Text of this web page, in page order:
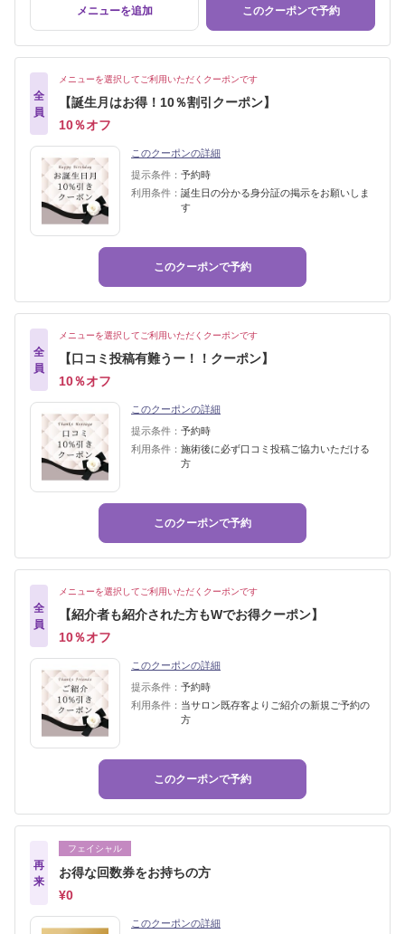
メニューを追加 このクーポンで予約
全
員
メニューを選択してご利用いただくクーポンです
【誕生月はお得！10％割引クーポン】
10％オフ
このクーポンの詳細
提示条件： 予約時
利用条件： 誕生日の分かる身分証の掲示をお願いしま
す
このクーポンで予約
全
員
メニューを選択してご利用いただくクーポンです
【口コミ投稿有難うー！！クーポン】
10％オフ
このクーポンの詳細
提示条件： 予約時
利用条件： 施術後に必ず口コミ投稿ご協力いただける
方
このクーポンで予約
全
員
メニューを選択してご利用いただくクーポンです
【紹介者も紹介された方もWでお得クーポン】
10％オフ
このクーポンの詳細
提示条件： 予約時
利用条件： 当サロン既存客よりご紹介の新規ご予約の
方
このクーポンで予約
再
来
フェイシャル
お得な回数券をお持ちの方
¥0
このクーポンの詳細